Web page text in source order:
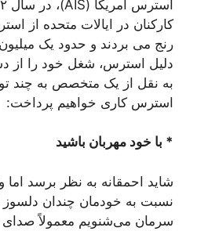
کارکنان در ایالات متحده از
رنج می بردند و حدود یک
دلیل استرس، شغل خود را از
به نقل از یک متخصص به چند
استرس کاری خواهیم پرداخت:
* با خود مهربان باشید
شاید احمقانه به نظر برسد
نسبت به خودمان چندان دلسوز
سرمان می‌شنویم معمولاً صدای